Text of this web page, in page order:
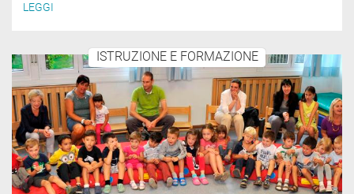
LEGGI
ISTRUZIONE E FORMAZIONE